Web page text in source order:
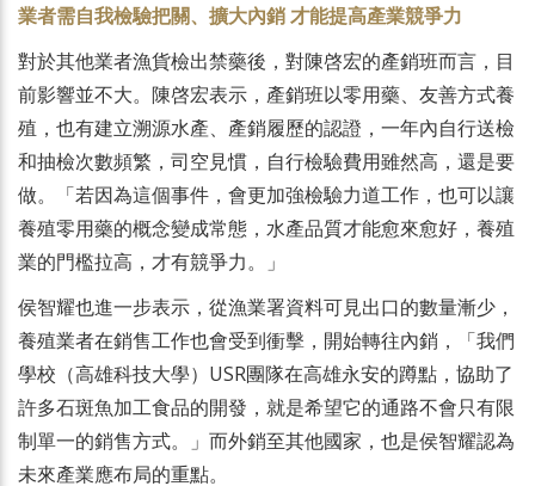
業者需自我檢驗把關、擴大內銷 才能提高產業競爭力
對於其他業者漁貨檢出禁藥後，對陳啓宏的產銷班而言，目
前影響並不大。陳啓宏表示，產銷班以零用藥、友善方式養
殖，也有建立溯源水產、產銷履歷的認證，一年內自行送檢
和抽檢次數頻繁，司空見慣，自行檢驗費用雖然高，還是要
做。「若因為這個事件，會更加強檢驗力道工作，也可以讓
養殖零用藥的概念變成常態，水產品質才能愈來愈好，養殖
業的門檻拉高，才有競爭力。」
侯智耀也進一步表示，從漁業署資料可見出口的數量漸少，
養殖業者在銷售工作也會受到衝擊，開始轉往內銷，「我們
學校（高雄科技大學）USR團隊在高雄永安的蹲點，協助了
許多石斑魚加工食品的開發，就是希望它的通路不會只有限
制單一的銷售方式。」而外銷至其他國家，也是侯智耀認為
未來產業應布局的重點。